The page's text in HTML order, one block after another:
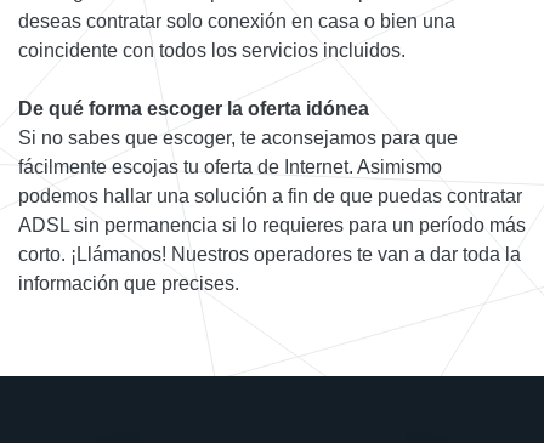
deseas contratar solo conexión en casa o bien una
coincidente con todos los servicios incluidos.
De qué forma escoger la oferta idónea
Si no sabes que escoger, te aconsejamos para que
fácilmente escojas tu oferta de Internet. Asimismo
podemos hallar una solución a fin de que puedas contratar
ADSL sin permanencia si lo requieres para un período más
corto. ¡Llámanos! Nuestros operadores te van a dar toda la
información que precises.